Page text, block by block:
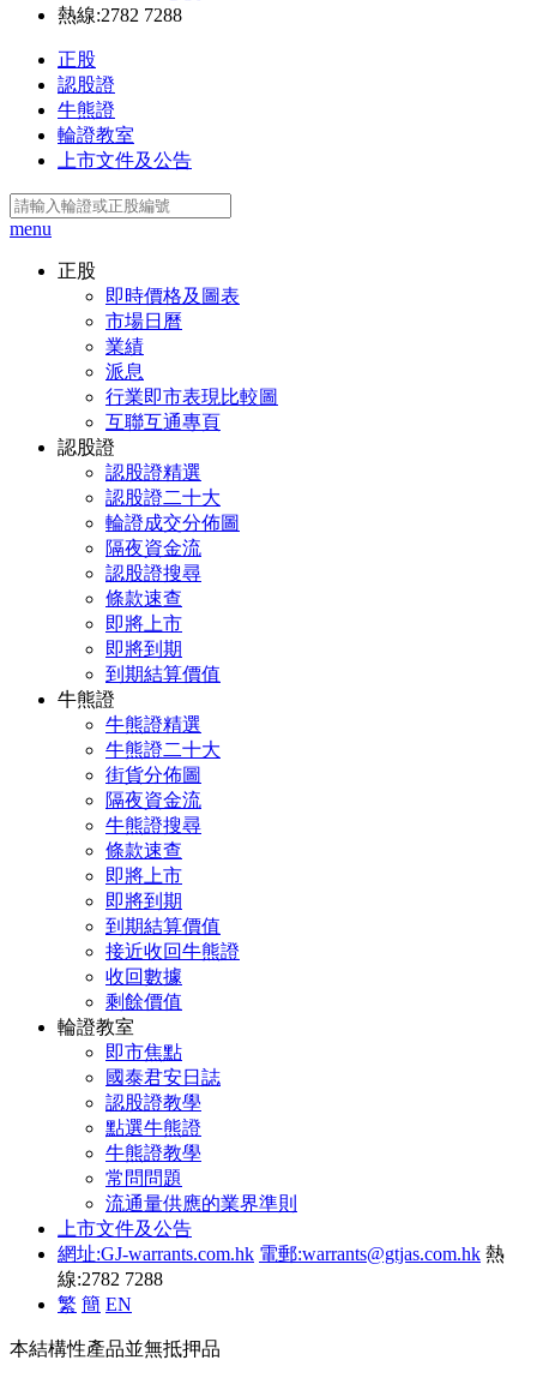
熱線:2782 7288
正股
認股證
牛熊證
輪證教室
上市文件及公告
menu
正股
即時價格及圖表
市場日曆
業績
派息
行業即市表現比較圖
互聯互通專頁
認股證
認股證精選
認股證二十大
輪證成交分佈圖
隔夜資金流
認股證搜尋
條款速查
即將上市
即將到期
到期結算價值
牛熊證
牛熊證精選
牛熊證二十大
街貨分佈圖
隔夜資金流
牛熊證搜尋
條款速查
即將上市
即將到期
到期結算價值
接近收回牛熊證
收回數據
剩餘價值
輪證教室
即市焦點
國泰君安日誌
認股證教學
點選牛熊證
牛熊證教學
常問問題
流通量供應的業界準則
上市文件及公告
網址:GJ-warrants.com.hk 電郵:warrants@gtjas.com.hk 熱
線:2782 7288
繁 簡 EN
本結構性產品並無抵押品